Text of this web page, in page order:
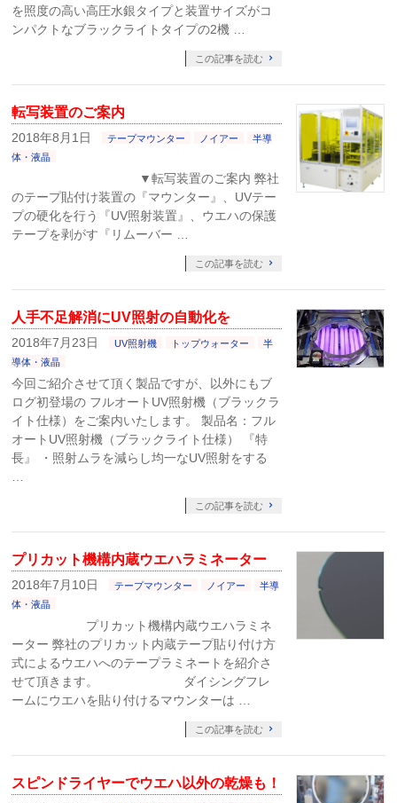
を照度の高い高圧水銀タイプと装置サイズがコ
ンパクトなブラックライトタイプの2機 …
この記事を読む
転写装置のご案内
2018年8月1日 テープマウンター ノイアー
半導
体・液晶
▼転写装置のご案内 弊社
のテープ貼付け装置の『マウンター』、UVテー
プの硬化を行う『UV照射装置』、ウエハの保護
テープを剥がす『リムーバー …
この記事を読む
人手不足解消にUV照射の自動化を
2018年7月23日 UV照射機 トップウォーター
半
導体・液晶
今回ご紹介させて頂く製品ですが、以外にもブ
ログ初登場の フルオートUV照射機（ブラックラ
イト仕様）をご案内いたします。 製品名：フル
オートUV照射機（ブラックライト仕様） 『特
長』 ・照射ムラを減らし均一なUV照射をする
この記事を読む
プリカット機構内蔵ウエハラミネーター
2018年7月10日 テープマウンター ノイアー
半導
体・液晶
プリカット機構内蔵ウエハラミネ
ーター 弊社のプリカット内蔵テープ貼り付け方
式によるウエハへのテープラミネートを紹介さ
せて頂きます。 ダイシングフレ
ームにウエハを貼り付けるマウンターは …
この記事を読む
スピンドライヤーでウエハ以外の乾燥も！